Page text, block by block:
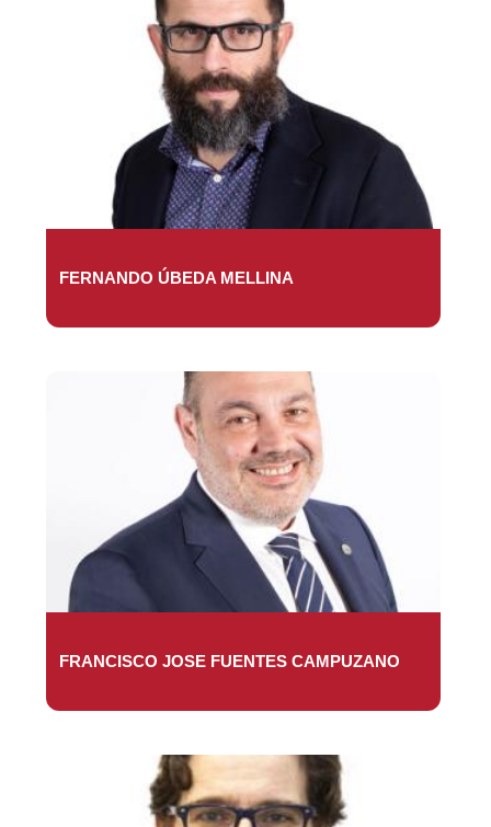
FERNANDO ÚBEDA MELLINA
FRANCISCO JOSE FUENTES CAMPUZANO